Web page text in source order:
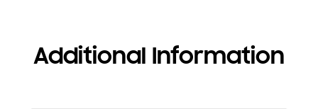
Additional Information